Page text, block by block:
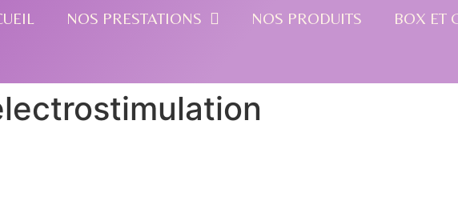
NOS PRESTATIONS NOS PRODUITS BOX ET